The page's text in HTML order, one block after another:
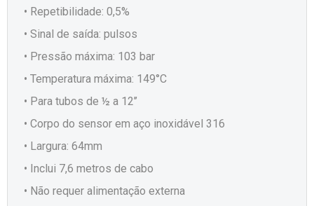
• Repetibilidade: 0,5%
• Sinal de saída: pulsos
• Pressão máxima: 103 bar
• Temperatura máxima: 149°C
• Para tubos de ½ a 12’’
• Corpo do sensor em aço inoxidável 316
• Largura: 64mm
• Inclui 7,6 metros de cabo
• Não requer alimentação externa